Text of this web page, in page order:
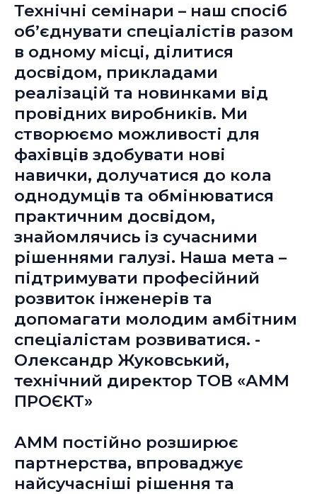
Технічні семінари – наш спосіб
об’єднувати спеціалістів разом
в одному місці, ділитися
досвідом, прикладами
реалізацій та новинками від
провідних виробників. Ми
створюємо можливості для
фахівців здобувати нові
навички, долучатися до кола
однодумців та обмінюватися
практичним досвідом,
знайомлячись із сучасними
рішеннями галузі. Наша мета –
підтримувати професійний
розвиток інженерів та
допомагати молодим амбітним
спеціалістам розвиватися. -
Олександр Жуковський,
технічний директор ТОВ «АММ
ПРОЄКТ»
АММ постійно розширює
партнерства, впроваджує
найсучасніші рішення та